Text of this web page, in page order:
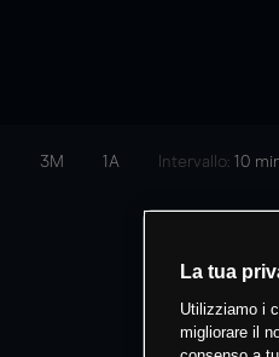
3M 1A Intervallo: 10
La tua
Utilizziamo i
migliorare il